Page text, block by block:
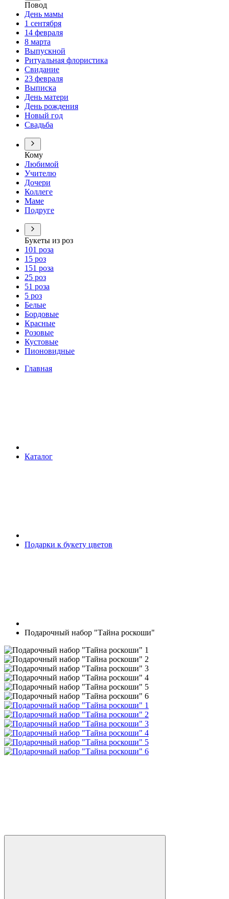
Повод
День мамы
1 сентября
14 февраля
8 марта
Выпускной
Ритуальная флористика
Свидание
23 февраля
Выписка
День матери
День рождения
Новый год
Свадьба
Кому
Любимой
Учителю
Дочери
Коллеге
Маме
Подруге
Букеты из роз
101 роза
15 роз
151 роза
25 роз
51 роза
5 роз
Белые
Бордовые
Красные
Розовые
Кустовые
Пионовидные
Главная
Каталог
Подарки к букету цветов
Подарочный набор "Тайна роскоши"